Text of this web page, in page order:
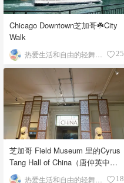
Chicago Downtown芝加哥☘️City
Walk
25
芝加哥 Field Museum 里的Cyrus
Tang Hall of China（唐仲英中国
馆）
18